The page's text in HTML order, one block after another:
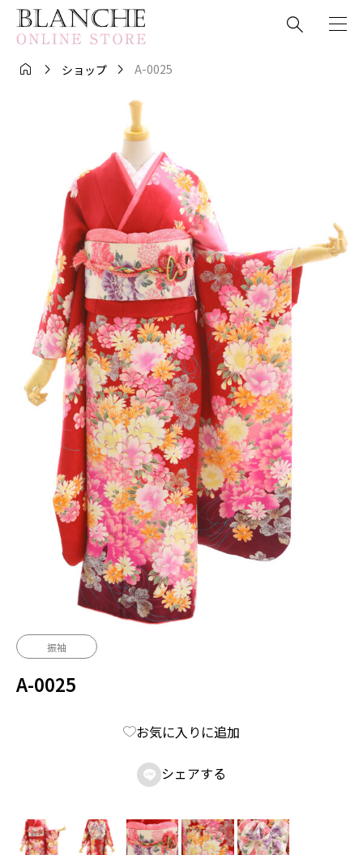

  ショップ  A-0025
振袖
A-0025
お気に入りに追加
 シェアする